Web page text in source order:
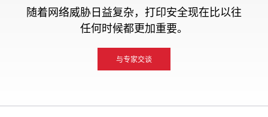
随着网络威胁日益复杂，打印安全现在比以往
任何时候都更加重要。
与专家交谈